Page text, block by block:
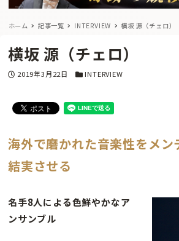
ホーム 記事一覧 INTERVIEW 横坂 源（チェロ）
横坂 源（チェロ）
投稿日
2019年3月22日 カテゴリー
INTERVIEW
海外で磨かれた音楽性をメン
結実させる
名手8人による色鮮やかなア
ンサンブル